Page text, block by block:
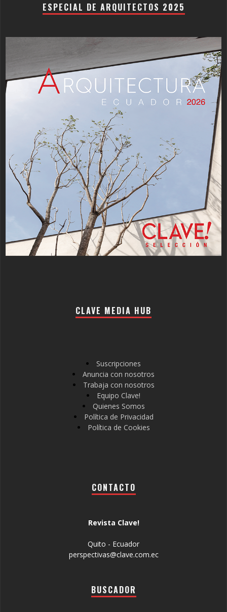
ESPECIAL DE ARQUITECTOS 2025
CLAVE MEDIA HUB
Suscripciones
Anuncia con nosotros
Trabaja con nosotros
Equipo Clave!
Quienes Somos
Política de Privacidad
Política de Cookies
CONTACTO
Revista Clave!
Quito - Ecuador
perspectivas@clave.com.ec
BUSCADOR